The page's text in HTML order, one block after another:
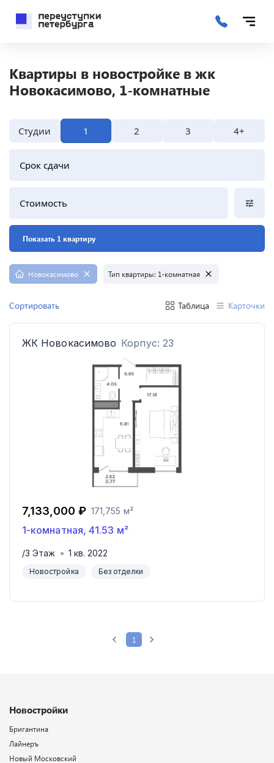
Квартиры в новостройке в жк
Новокасимово, 1-комнатные
Студии 1 2 3 4+
Срок сдачи
Стоимость
Показать 1 квартиру
Новокасимово Тип квартиры: 1-комнатная
Сортировать Таблица Карточки
ЖК Новокасимово Корпус: 23
7,133,000 ₽ 171,755 м²
1-комнатная,41.53 м²
/3 Этаж 1 кв. 2022
Новостройка Без отделки
1
Новостройки
Бригантина
Лайнеръ
Новый Московский